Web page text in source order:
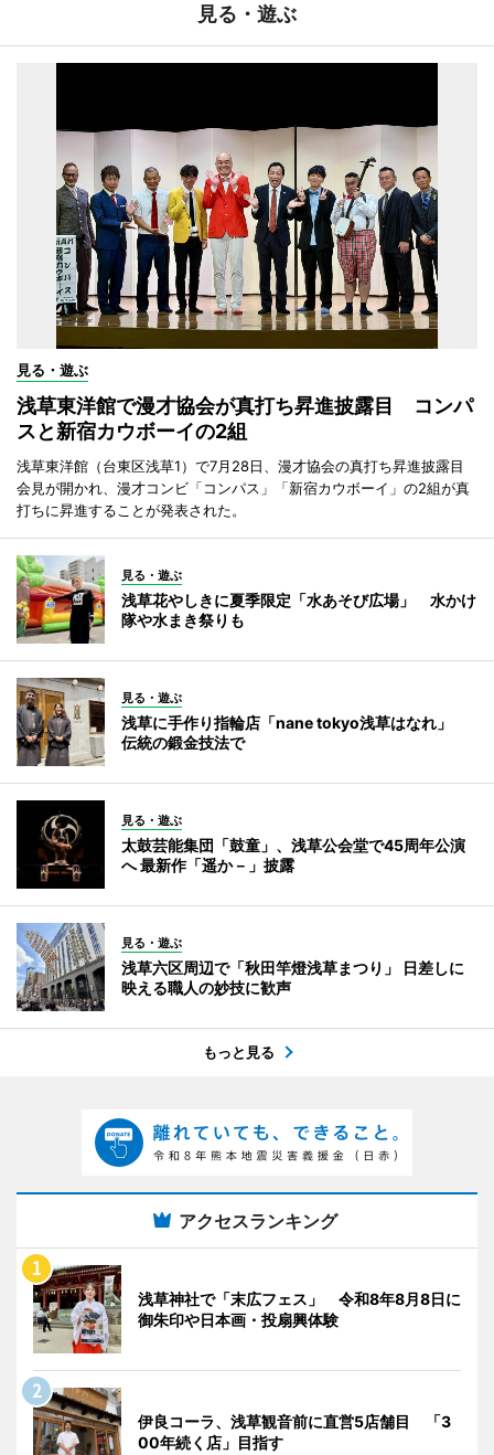
見る・遊ぶ
見る・遊ぶ
浅草東洋館で漫才協会が真打ち昇進披露目 コンパ
スと新宿カウボーイの2組
浅草東洋館（台東区浅草1）で7月28日、漫才協会の真打ち昇進披露目
会見が開かれ、漫才コンビ「コンパス」「新宿カウボーイ」の2組が真
打ちに昇進することが発表された。
見る・遊ぶ
浅草花やしきに夏季限定「水あそび広場」 水かけ
隊や水まき祭りも
見る・遊ぶ
浅草に手作り指輪店「nane tokyo浅草はなれ」
伝統の鍛金技法で
見る・遊ぶ
太鼓芸能集団「鼓童」、浅草公会堂で45周年公演
へ 最新作「遥か－」披露
見る・遊ぶ
浅草六区周辺で「秋田竿燈浅草まつり」 日差しに
映える職人の妙技に歓声
もっと見る
アクセスランキング
浅草神社で「末広フェス」 令和8年8月8日に
御朱印や日本画・投扇興体験
伊良コーラ、浅草観音前に直営5店舗目 「3
00年続く店」目指す